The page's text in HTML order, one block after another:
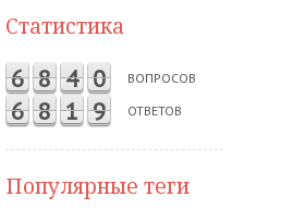
Статистика
6 8 4 0 ВОПРОСОВ
6 8 1 9 ОТВЕТОВ
Популярные теги